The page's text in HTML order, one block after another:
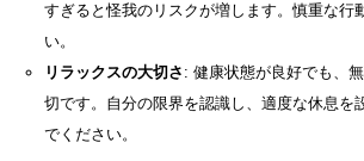
すぎると怪我のリスクが増します。慎重な行
い。
リラックスの大切さ : 健康状態が良好でも、
切です。自分の限界を認識し、適度な休息を
でください。